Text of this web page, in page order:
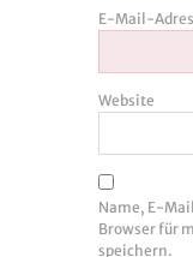
E-Mail-
Website
Name, E-
Browser für
speichern.